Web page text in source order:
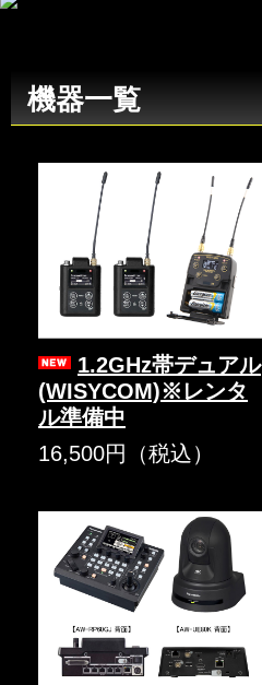
機器一覧
1.2GHz帯デュアル
(WISYCOM)※レンタ
ル準備中
16,500円（税込）